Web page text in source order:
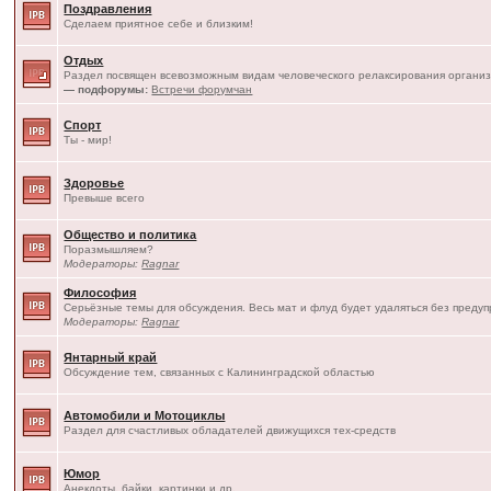
Поздравления
Сделаем приятное себе и близким!
Отдых
Раздел посвящен всевозможным видам человеческого релаксирования
— подфорумы: Встречи форумчан
Спорт
Ты - мир!
Здоровье
Превыше всего
Общество и политика
Поразмышляем?
Модераторы:Ragnar
Философия
Серьёзные темы для обсуждения. Весь мат и флуд будет удаляться без
Модераторы:Ragnar
Янтарный край
Обсуждение тем, связанных с Калининградской областью
Автомобили и Мотоциклы
Раздел для счастливых обладателей движущихся тех-средств
Юмор
Анекдоты, байки, картинки и др.